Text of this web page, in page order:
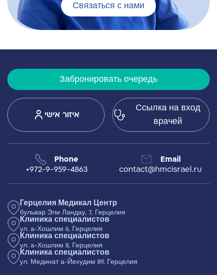
Связаться с нами
Забронировать очередь
איזור אישי
Ссылка на вход
врачей
Phone
+972-9-959-4863
Email
contact@hmcisrael.ru
Герцелия Медикал Центр
бульвар Эли Ландау, 7, Герцелия
Клиника специалистов
ул. а-Хошлим 6, Герцелия
Клиника специалистов
ул. а-Хошлим 8, Герцелия
Клиника специалистов
ул. Мединат а-Йехудим 89, Герцелия